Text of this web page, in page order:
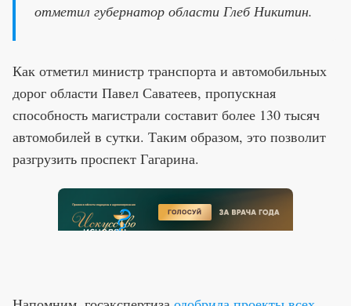
отметил губернатор области Глеб Никитин.
Как отметил министр транспорта и автомобильных
дорог области Павел Саватеев, пропускная
способность магистрали составит более 130 тысяч
автомобилей в сутки. Таким образом, это позволит
разгрузить проспект Гагарина.